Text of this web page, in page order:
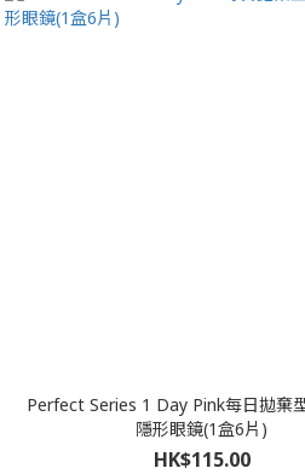
Perfect Series 1 Day Pink每日拋棄
隱形眼鏡(1盒6片)
HK$115.00